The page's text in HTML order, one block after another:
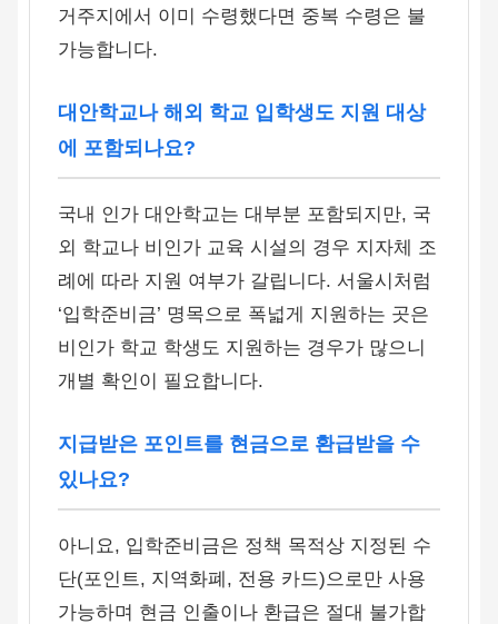
거주지에서 이미 수령했다면 중복 수령은 불
가능합니다.
대안학교나 해외 학교 입학생도 지원 대상
에 포함되나요?
국내 인가 대안학교는 대부분 포함되지만, 국
외 학교나 비인가 교육 시설의 경우 지자체 조
례에 따라 지원 여부가 갈립니다. 서울시처럼
‘입학준비금’ 명목으로 폭넓게 지원하는 곳은
비인가 학교 학생도 지원하는 경우가 많으니
개별 확인이 필요합니다.
지급받은 포인트를 현금으로 환급받을 수
있나요?
아니요, 입학준비금은 정책 목적상 지정된 수
단(포인트, 지역화폐, 전용 카드)으로만 사용
가능하며 현금 인출이나 환급은 절대 불가합